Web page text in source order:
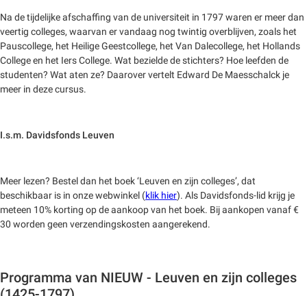
Na de tijdelijke afschaffing van de universiteit in 1797 waren er meer dan
veertig colleges, waarvan er vandaag nog twintig overblijven, zoals het
Pauscollege, het Heilige Geestcollege, het Van Dalecollege, het Hollands
College en het Iers College. Wat bezielde de stichters? Hoe leefden de
studenten? Wat aten ze? Daarover vertelt Edward De Maesschalck je
meer in deze cursus.
I.s.m. Davidsfonds Leuven
Meer lezen? Bestel dan het boek ‘Leuven en zijn colleges’, dat
beschikbaar is in onze webwinkel (klik hier). Als Davidsfonds-lid krijg je
meteen 10% korting op de aankoop van het boek. Bij aankopen vanaf €
30 worden geen verzendingskosten aangerekend.
Programma van NIEUW - Leuven en zijn colleges